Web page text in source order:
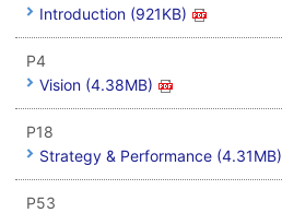
Introduction (921KB)
P4
Vision (4.38MB)
P18
Strategy & Performance (4.31MB)
P53